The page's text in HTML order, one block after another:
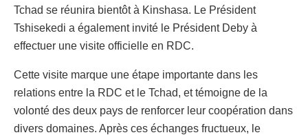
Tchad se réunira bientôt à Kinshasa. Le Président
Tshisekedi a également invité le Président Deby à
effectuer une visite officielle en RDC.
Cette visite marque une étape importante dans les
relations entre la RDC et le Tchad, et témoigne de la
volonté des deux pays de renforcer leur coopération dans
divers domaines. Après ces échanges fructueux, le